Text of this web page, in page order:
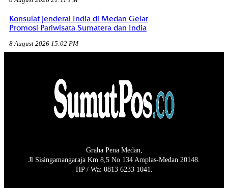
Konsulat Jenderal India di Medan Gelar
Promosi Pariwisata Sumatera dan India
8 August 2026 15:02 PM
Graha Pena Medan,
Jl Sisingamangaraja Km 8,5 No 134 Amplas-Medan 20148.
HP / Wa: 0813 6233 1041.